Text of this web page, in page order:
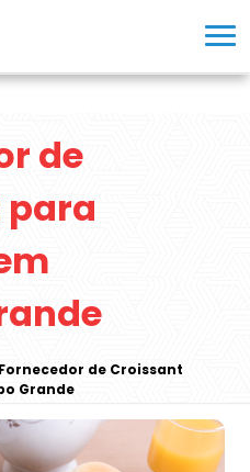
de
para
Fornecedor de Croissant
Grande